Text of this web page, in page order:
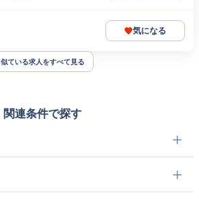
気になる
似ている求人をすべて見る
関連条件で探す